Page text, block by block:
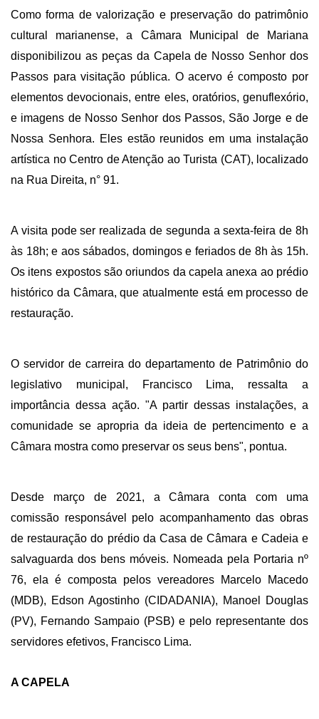
Como forma de valorização e preservação do patrimônio
cultural marianense, a Câmara Municipal de Mariana
disponibilizou as peças da Capela de Nosso Senhor dos
Passos para visitação pública. O acervo é composto por
elementos devocionais, entre eles, oratórios, genuflexório,
e imagens de Nosso Senhor dos Passos, São Jorge e de
Nossa Senhora. Eles estão reunidos em uma instalação
artística no Centro de Atenção ao Turista (CAT), localizado
na Rua Direita, n° 91.
A visita pode ser realizada de segunda a sexta-feira de 8h
às 18h; e aos sábados, domingos e feriados de 8h às 15h.
Os itens expostos são oriundos da capela anexa ao prédio
histórico da Câmara, que atualmente está em processo de
restauração.
O servidor de carreira do departamento de Patrimônio do
legislativo municipal, Francisco Lima, ressalta a
importância dessa ação. "A partir dessas instalações, a
comunidade se apropria da ideia de pertencimento e a
Câmara mostra como preservar os seus bens", pontua.
Desde março de 2021, a Câmara conta com uma
comissão responsável pelo acompanhamento das obras
de restauração do prédio da Casa de Câmara e Cadeia e
salvaguarda dos bens móveis. Nomeada pela Portaria nº
76, ela é composta pelos vereadores Marcelo Macedo
(MDB), Edson Agostinho (CIDADANIA), Manoel Douglas
(PV), Fernando Sampaio (PSB) e pelo representante dos
servidores efetivos, Francisco Lima.
A CAPELA